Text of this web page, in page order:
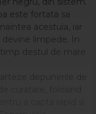
este fortata sa
acestuia, iar
devine limpede. In
destul de mare